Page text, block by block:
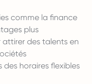
comme la finance
plus
attirer des talents en
horaires flexibles